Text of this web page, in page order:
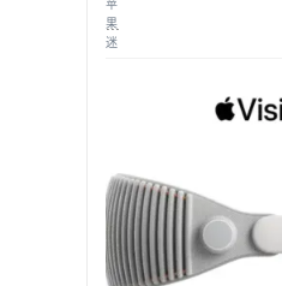
...